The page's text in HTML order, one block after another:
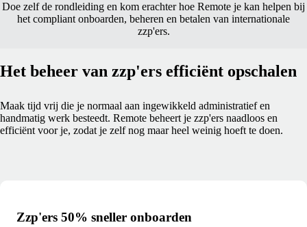
Doe zelf de rondleiding en kom erachter hoe Remote je kan helpen bij
het compliant onboarden, beheren en betalen van internationale
zzp'ers.
Het beheer van zzp'ers efficiënt opschalen
Maak tijd vrij die je normaal aan ingewikkeld administratief en
handmatig werk besteedt. Remote beheert je zzp'ers naadloos en
efficiënt voor je, zodat je zelf nog maar heel weinig hoeft te doen.
Zzp'ers 50% sneller onboarden